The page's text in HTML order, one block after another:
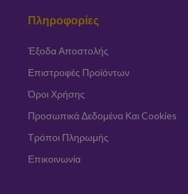
Πληροφορίες
Έξοδα Αποστολής
Επιστροφές Προϊόντων
Όροι Χρήσης
Προσωπικά Δεδομένα Και Cookies
Τρόποι Πληρωμής
Επικοινωνία